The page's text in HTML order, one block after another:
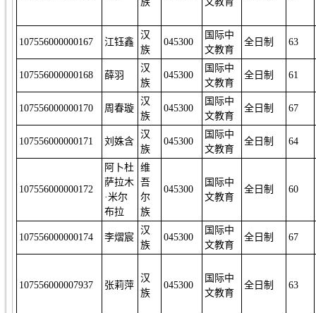
107556000000167 江钰鑫
汉
族
045300
国际中
文教育
全日制 63
107556000000168 薛羽
汉
族
045300
国际中
文教育
全日制 61
107556000000170 周春璇
汉
族
045300
国际中
文教育
全日制 67
107556000000171 刘姝含
汉
族
045300
国际中
文教育
全日制 64
107556000000172
阿卜杜
萨拉木
·米尔
布拉
维
吾
尔
族
045300
国际中
文教育
全日制 60
107556000000174 李熠宸
汉
族
045300
国际中
文教育
全日制 67
107556000007937 张莉萍
汉
族
045300
国际中
文教育
全日制 63